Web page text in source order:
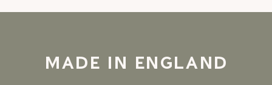
MADE IN ENGLAND